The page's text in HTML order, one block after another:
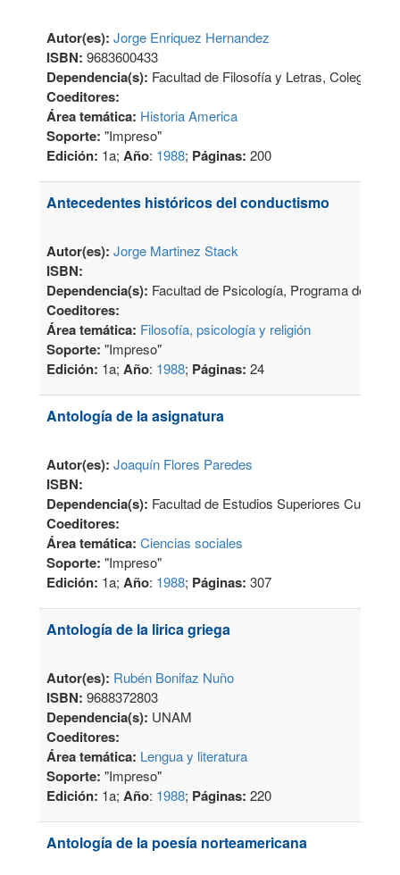
Autor(es):Jorge Enriquez Hernandez
ISBN:9683600433
Dependencia(s): Facultad de Filosofía y Letras, Colegio de
Coeditores:
Área temática: Historia America
Soporte: "Impreso"
Edición: 1a;Año: 1988; Páginas:200
Antecedentes históricos del conductismo
Autor(es):Jorge Martinez Stack
ISBN:
Dependencia(s): Facultad de Psicología, Programa de
Coeditores:
Área temática: Filosofía, psicología y religión
Soporte: "Impreso"
Edición: 1a;Año: 1988; Páginas:24
Antología de la asignatura
Autor(es):Joaquín Flores Paredes
ISBN:
Dependencia(s): Facultad de Estudios Superiores
Coeditores:
Área temática: Ciencias sociales
Soporte: "Impreso"
Edición: 1a;Año: 1988; Páginas:307
Antología de la lirica griega
Autor(es): Rubén Bonifaz Nuño
ISBN:9688372803
Dependencia(s): UNAM
Coeditores:
Área temática: Lengua y literatura
Soporte: "Impreso"
Edición: 1a;Año: 1988; Páginas:220
Antología de la poesía norteamericana